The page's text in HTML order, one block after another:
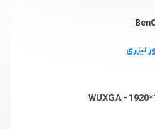
لیزری
WUXGA -